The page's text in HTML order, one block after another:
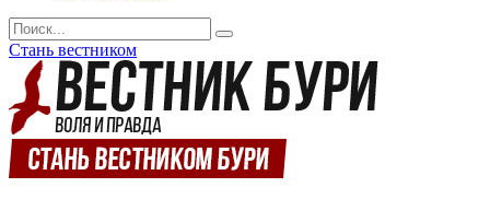
Стань вестником